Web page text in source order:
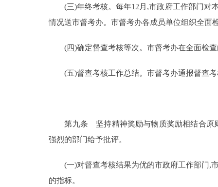
(三)年终考核。每年12月,市政府工作部门对本
情况送市督考办。市督考办各成员单位组织全面
(四)确定督查考核等次。市督考办在全面检查
(五)督查考核工作总结。市督考办通报督查考
第九条 坚持精神奖励与物质奖励相结合原则
强烈的部门给予批评。
(一)对督查考核结果为优的市政府工作部门,市
的指标。